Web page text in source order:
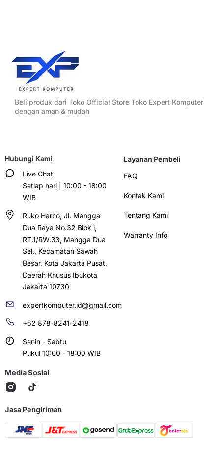
Beli produk dari Toko Official Store Toko Expert Komputer
dengan aman & mudah
Hubungi Kami
Live Chat
Setiap hari | 10:00 - 18:00
WIB
Ruko Harco, Jl. Mangga
Dua Raya No.32 Blok i,
RT.1/RW.33, Mangga Dua
Sel., Kecamatan Sawah
Besar, Kota Jakarta Pusat,
Daerah Khusus Ibukota
Jakarta 10730
expertkomputer.id@gmail.com
+62 878-8241-2418
Senin - Sabtu
Pukul 10:00 - 18:00 WIB
Layanan Pembeli
FAQ
Kontak Kami
Tentang Kami
Warranty Info
Media Sosial
Jasa Pengiriman